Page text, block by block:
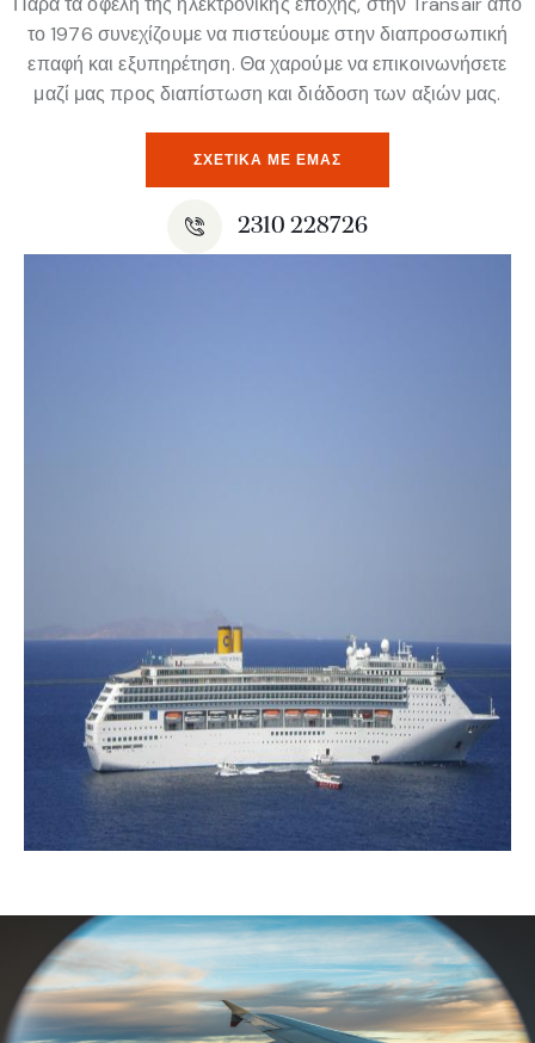
το 1976 συνεχίζουμε να πιστεύουμε στην διαπροσωπική
επαφή και εξυπηρέτηση. Θα χαρούμε να επικοινωνήσετε
μαζί μας προς διαπίστωση και διάδοση των αξιών μας.
ΣΧΕΤΙΚΆ ΜΕ ΕΜΆΣ
2310 228726